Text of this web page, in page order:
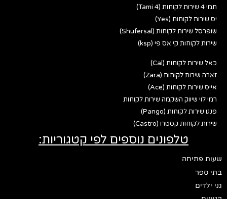
תמי 4 שירות לקוחות (Tami 4)
יס שירות לקוחות (Yes)
שופרסל שירות לקוחות (Shufersal)
שירות לקוחות קי אס פי (ksp)
כאל שירות לקוחות (Cal)
זארה שירות לקוחות (Zara)
אייס שירות לקוחות (Ace)
רמי לוי שיווק השקמה שירות לקוחות
פנגו שירות לקוחות (Pango)
שירות לקוחות קסטרו (Castro)
טלפונים נוספים לפי קטגוריות:
שעות פתיחה
בתי ספר
גני ילדים